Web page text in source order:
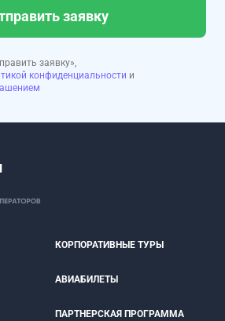
заявку
заявку»,
конфиденциальности и
КОРПОРАТИВНЫЕ ТУРЫ
АВИАБИЛЕТЫ
ПАРТНЕРСКАЯ ПРОГРАММА